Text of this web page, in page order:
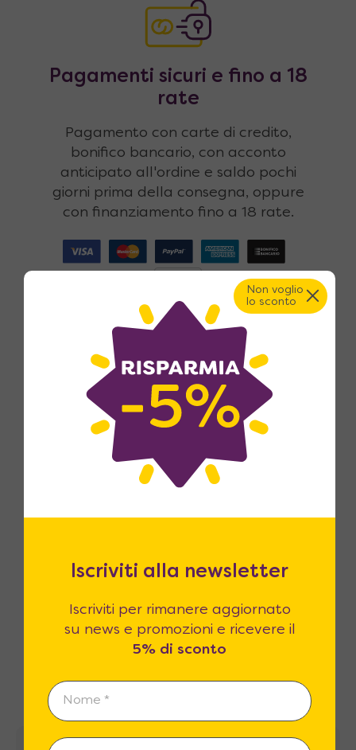
Pagamenti sicuri e fino a 18
rate
Pagamento con carte di credito,
bonifico bancario, con acconto
anticipato all'ordine e saldo pochi
giorni prima della consegna, oppure
con finanziamento fino a 18 rate.
Reso fino a 365 giorni
14 giorni di legge per il reso? Noi li
estendiamo fino a 365! Siamo certi che
la qualità dei prodotti sarà superiore
Clienti Soddisfatti
Le recensioni dei nostri clienti sono il
Non voglio
lo sconto
Iscriviti alla newsletter
Iscriviti per rimanere aggiornato
su news e promozioni e ricevere il
5% di sconto